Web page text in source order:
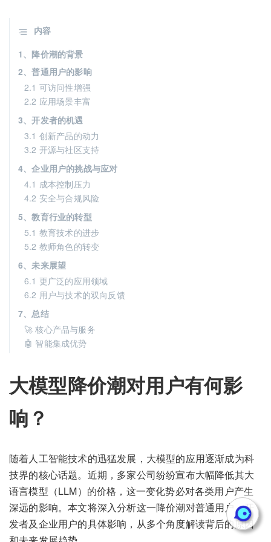
大模型降价潮对用户有何影
响？
随着人工智能技术的迅猛发展，大模型的应用逐渐成为科
技界的核心话题。近期，多家公司纷纷宣布大幅降低其大
语言模型（LLM）的价格，这一变化势必对各类用户产生
深远的影响。本文将深入分析这一降价潮对普通用户、开
发者及企业用户的具体影响，从多个角度解读背后的原因
内容
1、降价潮的背景
2、普通用户的影响
2.1 可访问性增强
2.2 应用场景丰富
3、开发者的机遇
3.1 创新产品的动力
3.2 开源与社区支持
4、企业用户的挑战与应对
4.1 成本控制压力
4.2 安全与合规风险
5、教育行业的转型
5.1 教育技术的进步
5.2 教师角色的转变
6、未来展望
6.1 更广泛的应用领域
6.2 用户与技术的双向反馈
7、总结
🚀 核心产品与服务
🤖 智能集成优势